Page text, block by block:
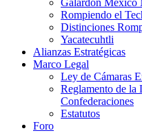
Galardón México
Rompiendo el
Distinciones
Yacatecuhtli
Alianzas Estratégicas
Marco Legal
Ley de Cámaras
Reglamento de la
Confederaciones
Estatutos
Foro